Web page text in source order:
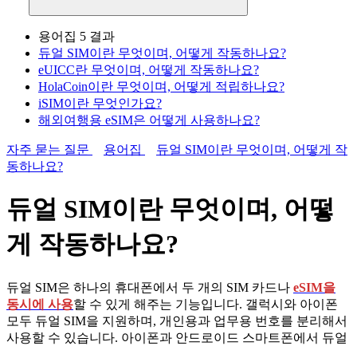
용어집 5 결과
듀얼 SIM이란 무엇이며, 어떻게 작동하나요?
eUICC란 무엇이며, 어떻게 작동하나요?
HolaCoin이란 무엇이며, 어떻게 적립하나요?
iSIM이란 무엇인가요?
해외여행용 eSIM은 어떻게 사용하나요?
자주 묻는 질문 용어집
듀얼 SIM이란 무엇이며, 어떻게 작
동하나요?
듀얼 SIM이란 무엇이며, 어떻
게 작동하나요?
듀얼 SIM은 하나의 휴대폰에서 두 개의 SIM 카드나 eSIM을
동시에 사용할 수 있게 해주는 기능입니다. 갤럭시와 아이폰
모두 듀얼 SIM을 지원하며, 개인용과 업무용 번호를 분리해서
사용할 수 있습니다. 아이폰과 안드로이드 스마트폰에서 듀얼